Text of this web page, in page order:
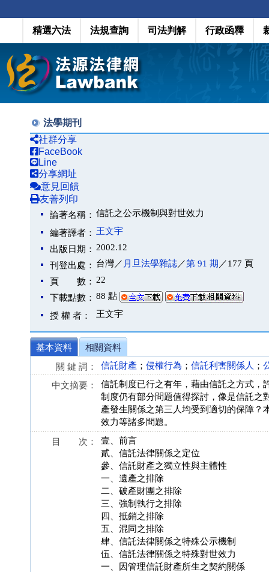
精選六法 法規查詢 司法判解 行政函釋
法學期刊
社群分享
FaceBook
Line
分享網址
意見回饋
友善列印
論著名稱： 信託之公示機制與對世效力
編著譯者： 王文宇
出版日期： 2002.12
刊登出處： 台灣／ 月旦法學雜誌／第 91 期 ／177 頁
頁 數： 22
下載點數： 88 點
授 權 者： 王文宇
基本資料
相關資料
關 鍵 詞：
信託財產 ； 侵權行為 ； 信託利害關係人 ；
中文摘要：
信託制度已行之有年，藉由信託之方式，
制度仍有部分問題值得探討，像是信託之
產發生關係之第三人均受到適切的保障？
效力等諸多問題。
目 次：
壹、前言
貳、信託法律關係之定位
參、信託財產之獨立性與主體性
一、遺產之排除
二、破產財團之排除
三、強制執行之排除
四、抵銷之排除
五、混同之排除
肆、信託法律關係之特殊公示機制
伍、信託法律關係之特殊對世效力
一、因管理信託財產所生之契約關係